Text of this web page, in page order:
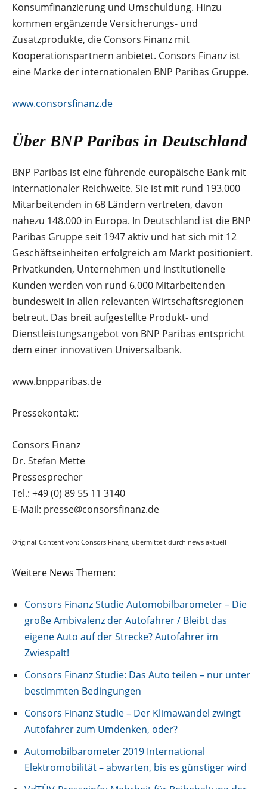
Konsumfinanzierung und Umschuldung. Hinzu
kommen ergänzende Versicherungs- und
Zusatzprodukte, die Consors Finanz mit
Kooperationspartnern anbietet. Consors Finanz ist
eine Marke der internationalen BNP Paribas Gruppe.
www.consorsfinanz.de
Über BNP Paribas in Deutschland
BNP Paribas ist eine führende europäische Bank mit
internationaler Reichweite. Sie ist mit rund 193.000
Mitarbeitenden in 68 Ländern vertreten, davon
nahezu 148.000 in Europa. In Deutschland ist die BNP
Paribas Gruppe seit 1947 aktiv und hat sich mit 12
Geschäftseinheiten erfolgreich am Markt positioniert.
Privatkunden, Unternehmen und institutionelle
Kunden werden von rund 6.000 Mitarbeitenden
bundesweit in allen relevanten Wirtschaftsregionen
betreut. Das breit aufgestellte Produkt- und
Dienstleistungsangebot von BNP Paribas entspricht
dem einer innovativen Universalbank.
www.bnpparibas.de
Pressekontakt:
Consors Finanz
Dr. Stefan Mette
Pressesprecher
Tel.: +49 (0) 89 55 11 3140
E-Mail: presse@consorsfinanz.de
Original-Content von: Consors Finanz, übermittelt durch news aktuell
Weitere News Themen:
Consors Finanz Studie Automobilbarometer – Die
große Ambivalenz der Autofahrer / Bleibt das
eigene Auto auf der Strecke? Autofahrer im
Zwiespalt!
Consors Finanz Studie: Das Auto teilen – nur unter
bestimmten Bedingungen
Consors Finanz Studie – Der Klimawandel zwingt
Autofahrer zum Umdenken, oder?
Automobilbarometer 2019 International
Elektromobilität – abwarten, bis es günstiger wird